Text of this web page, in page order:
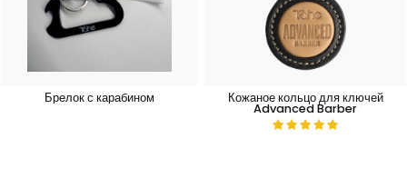
Брелок с карабином Кожаное кольцо для ключей
Advanced Barber